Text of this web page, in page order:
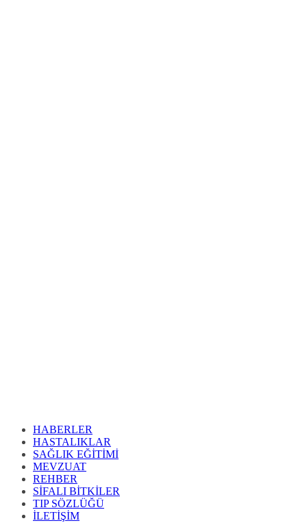
HABERLER
HASTALIKLAR
SAĞLIK EĞİTİMİ
MEVZUAT
REHBER
SİFALI BİTKİLER
TIP SÖZLÜĞÜ
İLETİŞİM